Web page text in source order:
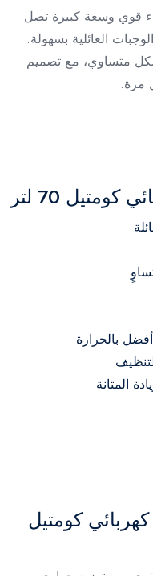
كومتيل 70 لتر أداء قوي وسعة كبيرة تصل
الوجبات العائلية بسهولة.
متساوي، مع تصميم
مرة.
70 لتر
بالحرارة
المتانة
كومتيل